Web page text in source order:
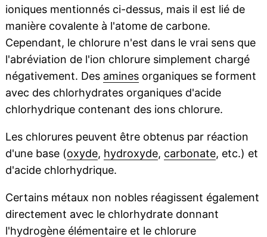
ioniques mentionnés ci-dessus, mais il est lié de
manière covalente à l'atome de carbone.
Cependant, le chlorure n'est dans le vrai sens que
l'abréviation de l'ion chlorure simplement chargé
négativement. Des aminesorganiques se forment
avec des chlorhydrates organiques d'acide
chlorhydrique contenant des ions chlorure.
Les chlorures peuvent être obtenus par réaction
d'une base (oxyde, hydroxyde, carbonate, etc.) et
d'acide chlorhydrique.
Certains métaux non nobles réagissent également
directement avec le chlorhydrate donnant
l'hydrogène élémentaire et le chlorure